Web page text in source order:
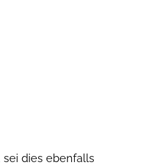
sei dies ebenfalls